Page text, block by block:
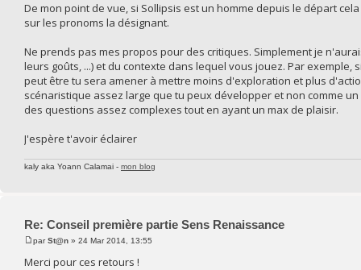
De mon point de vue, si Sollipsis est un homme depuis le départ
sur les pronoms la désignant.
Ne prends pas mes propos pour des critiques. Simplement je
leurs goûts, ...) et du contexte dans lequel vous jouez. Par
peut être tu sera amener à mettre moins d'exploration et plus
scénaristique assez large que tu peux développer et non comme
des questions assez complexes tout en ayant un max de plaisir.
J'espère t'avoir éclairer
kaly aka Yoann Calamai - mon blog
Re: Conseil première partie Sens Renaissance
parSt@n » 24 Mar 2014, 13:55
Merci pour ces retours !